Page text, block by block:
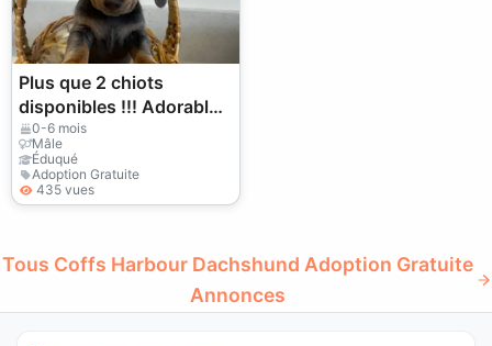
Plus que 2 chiots
disponibles !!! Adorables
chiots teckels miniatures
0-6 mois
Mâle
Éduqué
Adoption Gratuite
435 vues
Tous Coffs Harbour Dachshund Adoption Gratuite
Annonces